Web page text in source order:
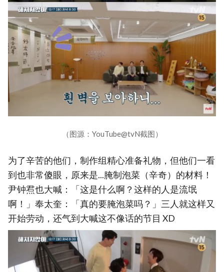
（图源：YouTube@tvN截图）
为了辛苦的他们，制作组精心准备礼物，但他们一看
到也非常傻眼，原来是...腌制泡菜（辛奇）的材料！
尹钟焄也大喊：「这是什么啊？这样的人是流氓
啊！」奉太奎：「真的要腌泡菜吗？」三人就这样又
开始劳动，还气到大喊这不像话的节目 XD